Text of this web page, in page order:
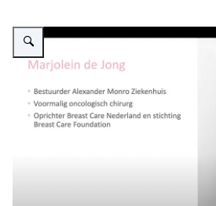
Vergroot afbeelding Werkbezoek Alexander